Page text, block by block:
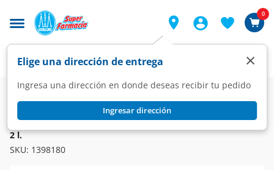
Elige una dirección de entrega
Ingresa una dirección en donde deseas recibir tu pedido
Ingresar dirección
×
0
Super Bebidas Refrescos Sabores Varios
Agua Mineralizada Naranj-ada Del Valle Fizz Sabor Naranja,
2 l.
SKU: 1398180